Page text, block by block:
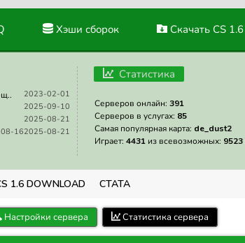
Хэши сборок Скачать CS 1.6
2023-02-01
2025-09-10
2025-08-21
2025-08-21
16
Статистика
Серверов онлайн: 391
Серверов в услугах: 85
Самая популярная карта: de_dust2
Играет: 4431 из всевозможных: 9523
1.6 DOWNLOAD СТАТА
Настройки сервера Статистика сервера